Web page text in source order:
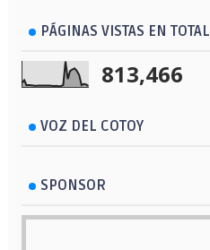
PÁGINAS VISTAS EN TOTAL
813,466
VOZ DEL COTOY
SPONSOR